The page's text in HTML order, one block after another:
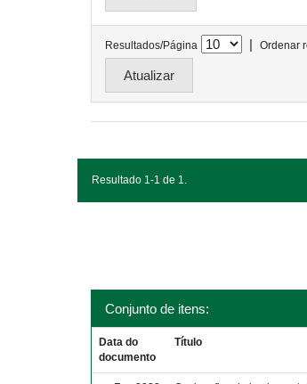
Resultados/Página | Ordenar
Resultado 1-1 de 1.
Conjunto de itens:
Data do
documento
Título